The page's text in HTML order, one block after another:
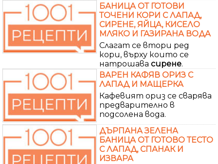
БАНИЦА ОТ ГОТОВИ
ТОЧЕНИ КОРИ С ЛАПАД,
СИРЕНЕ, ЯЙЦА, КИСЕЛО
МЛЯКО И ГАЗИРАНА ВОДА
Слагат се втори ред
кори, върху които се
натрошава сирене.
ВАРЕН КАФЯВ ОРИЗ С
ЛАПАД И МАЩЕРКА
Кафевият ориз се сварява
предварително в
подсолена вода.
ДЪРПАНА ЗЕЛЕНА
БАНИЦА ОТ ГОТОВО ТЕСТО
С ЛАПАД, СПАНАК И
ИЗВАРА